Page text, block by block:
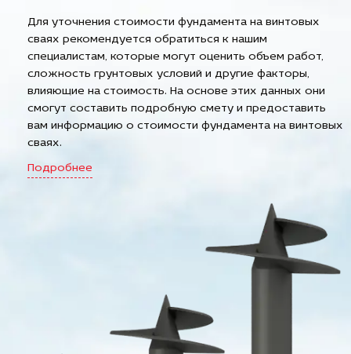
Для уточнения стоимости фундамента на винтовых
сваях рекомендуется обратиться к нашим
специалистам, которые могут оценить объем работ,
сложность грунтовых условий и другие факторы,
влияющие на стоимость. На основе этих данных они
смогут составить подробную смету и предоставить
вам информацию о стоимости фундамента на винтовых
сваях.
Подробнее